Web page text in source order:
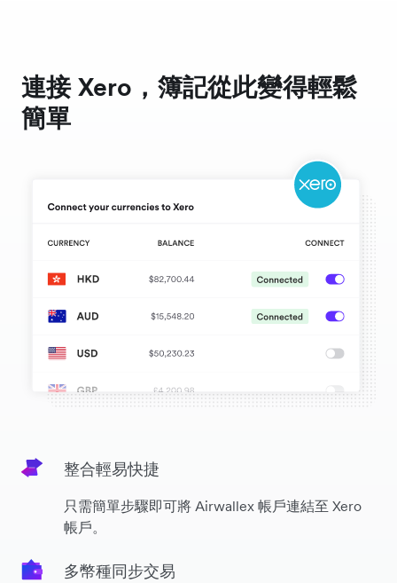
連接 Xero，簿記從此變得輕鬆
簡單
整合輕易快捷
只需簡單步驟即可將 Airwallex 帳戶連結至 Xero
帳戶。
多幣種同步交易